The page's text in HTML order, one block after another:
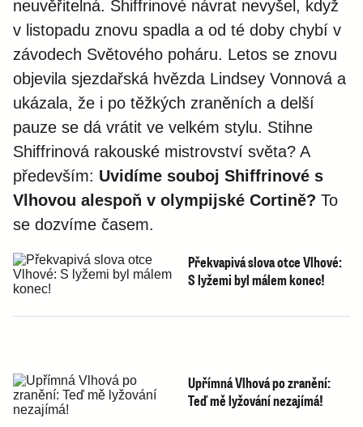
neuvěřitelná. Shiffrinové návrat nevyšel, když
v listopadu znovu spadla a od té doby chybí v
závodech Světového poháru. Letos se znovu
objevila sjezdařská hvězda Lindsey Vonnová a
ukázala, že i po těžkých zraněních a delší
pauze se dá vrátit ve velkém stylu. Stihne
Shiffrinová rakouské mistrovství světa? A
především: Uvidíme souboj Shiffrinové s
Vlhovou alespoň v olympijské Cortině? To
se dozvíme časem.
Překvapivá slova otce Vlhové:
S lyžemi byl málem konec!
Upřímná Vlhová po zranění:
Teď mě lyžování nezajímá!